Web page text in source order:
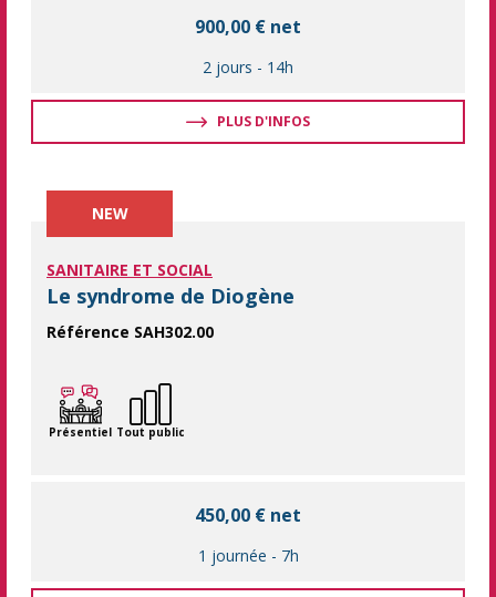
900,00 € net
2 jours - 14h
PLUS D'INFOS
NEW
SANITAIRE ET SOCIAL
Le syndrome de Diogène
Référence SAH302.00
Présentiel Tout public
450,00 € net
1 journée - 7h